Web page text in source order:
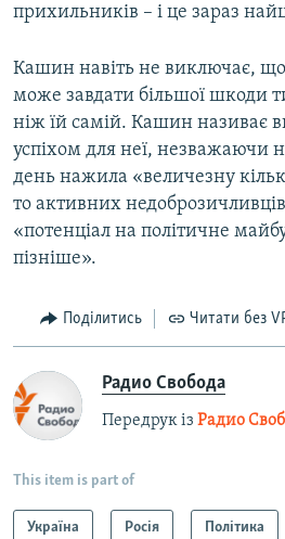
прихильників – і це зараз
Кашин навіть не виключає,
може завдати більшої шкоди
ніж їй самій. Кашин називає
успіхом для неї, незважаючи
день нажила «величезну
то активних
«потенціал на політичне
пізніше».
Поділитись Читати без
Радио Свобода
Передрук із Радио
This item is part of
Україна Росія Політика